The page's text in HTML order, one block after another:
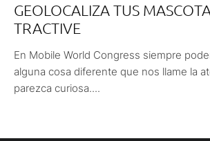
GEOLOCALIZA TUS
TRACTIVE
En Mobile World Congress siempre
alguna cosa diferente que nos llame la
parezca curiosa....